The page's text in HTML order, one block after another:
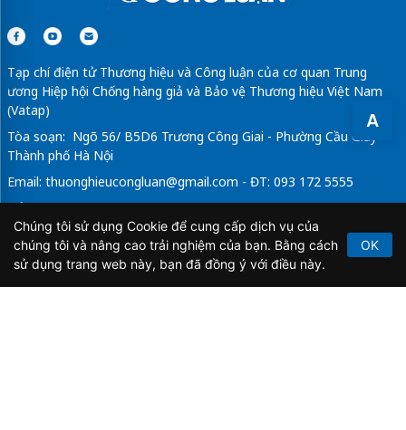
A
Tạp chí điện tử Thương hiệu và Công luận của cơ quan Trung
ương Hiệp hội Chống hàng giả và Bảo vệ Thương hiệu Việt Nam
(Vatap)
Tòa soạn: Ngõ 56/ B5D6 Trương Công Giai - Phường Cầu Giấy -
Thành phố Hà Nội
Email: thuonghieucongluan@gmail.com - ĐT: 093 172 5555
Tổng Biên Tập: Vũ Đức Thuận
Giấy phép hoạt động báo chí điện tử số 64/GP-BTTTT do Bộ
Thông tin và Truyền thông cấp ngày 21/2/2020.
Chúng tôi sử dụng Cookie để cung cấp dịch vụ của
chúng tôi và nâng cao trải nghiệm của bạn. Bằng cách
sử dụng trang web này, bạn đã đồng ý với điều này.
OK